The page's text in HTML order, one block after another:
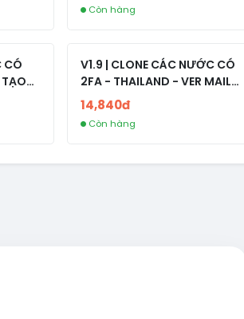
Còn hàng
CÓ
V1.9 | CLONE CÁC NƯỚC CÓ
2FA - THAILAND - VER MAIL
FVIAINBOXES.COM - CLONE
NEW KHÔNG BẢO HÀNH LOCAL
14,840đ
Còn hàng